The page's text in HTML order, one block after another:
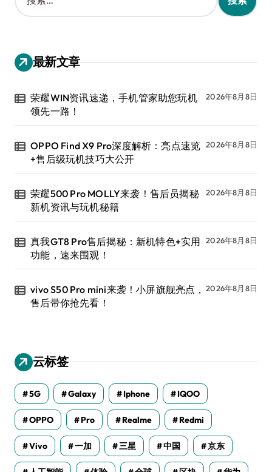
索
：
最新文章
荣耀WIN资讯速递，手机管家助您玩机
领先一路！
2026年8月8日
OPPO Find X9 Pro深度解析：亮点速览
+售后级玩机技巧大公开
2026年8月8日
荣耀500 Pro MOLLY来袭！售后员揭秘
新机资讯与玩机秘籍
2026年8月8日
真我GT8 Pro售后揭秘：新机特色+实用
功能，速来围观！
2026年8月8日
vivo S50 Pro mini来袭！小屏旗舰亮点，
售后带你抢先看！
2026年8月8日
云标签
5G Galaxy Iphone IQOO
OPPO Pro Realme Redmi
Vivo 一加 三星 中国 京东